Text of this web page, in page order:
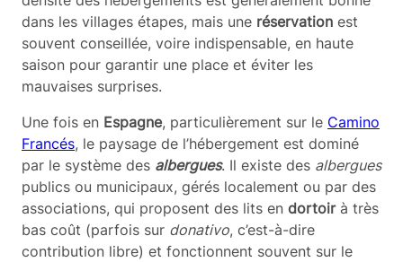
dans les villages étapes, mais une réservation est
souvent conseillée, voire indispensable, en haute
saison pour garantir une place et éviter les
mauvaises surprises.
Une fois en Espagne, particulièrement sur le Camino
Francés, le paysage de l’hébergement est dominé
par le système des albergues. Il existe des albergues
publics ou municipaux, gérés localement ou par des
associations, qui proposent des lits en dortoirà très
bas coût (parfois sur donativo, c’est-à-dire
contribution libre) et fonctionnent souvent sur le